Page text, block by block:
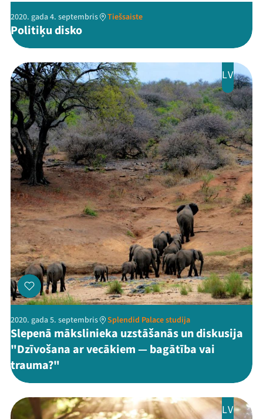
Mana programma
Festivāls
Programma
Arhīvs
Viņi bija LAMPĀ 2026
Jaunumi
Ziedo
Veikals
Kontakti
2020. gada 4. septembris Tiešsaiste
Politiķu disko
LV
2020. gada 5. septembris Splendid Palace studija
Slepenā mākslinieka uzstāšanās un diskusija
"Dzīvošana ar vecākiem — bagātība vai
trauma?"
LV